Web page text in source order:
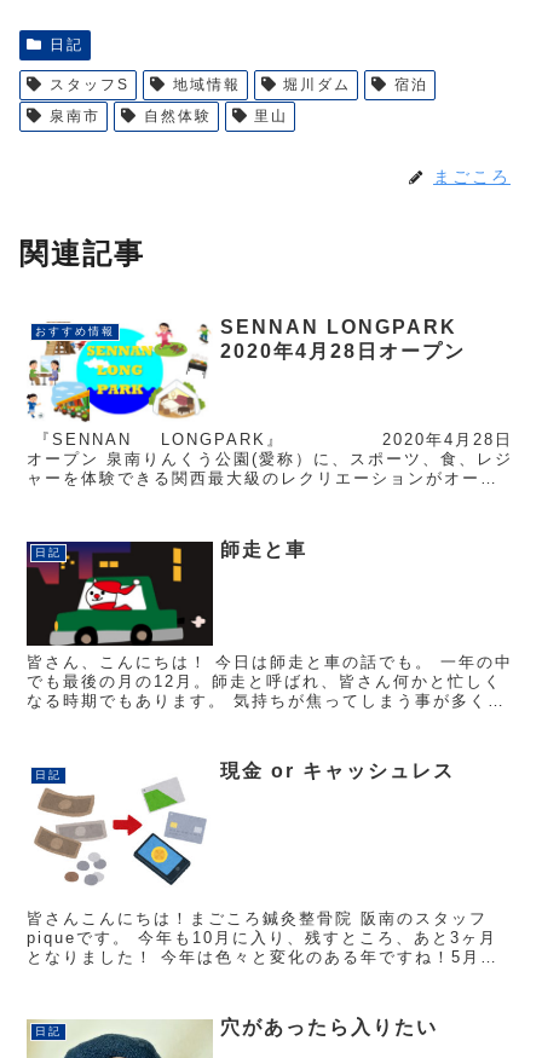
日記
スタッフS 地域情報 堀川ダム
宿泊
泉南市
自然体験 里山
まごころ
関連記事
おすすめ情報
SENNAN LONGPARK
2020年4月28日オープン
『SENNAN LONGPARK』 2020年4月28日
オープン 泉南りんくう公園(愛称）に、スポーツ、食、レジ
ャーを体験できる関西最大級のレクリエーションがオープ
日記 師走と車
皆さん、こんにちは！ 今日は師走と車の話でも。 一年の中
でも最後の月の12月。師走と呼ばれ、皆さん何かと忙しく
なる時期でもあります。 気持ちが焦ってしまう事が多くな
日記 現金 or キャッシュレス
皆さんこんにちは！まごころ鍼灸整骨院 阪南のスタッフ
piqueです。 今年も10月に入り、残すところ、あと3ヶ月
となりました！ 今年は色々と変化のある年ですね！5月に
日記 穴があったら入りたい